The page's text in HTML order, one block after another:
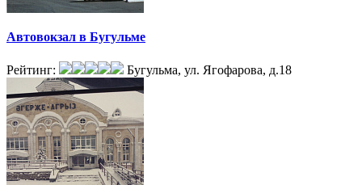
Автовокзал в Бугульме
Рейтинг: Бугульма, ул. Ягофарова, д.18